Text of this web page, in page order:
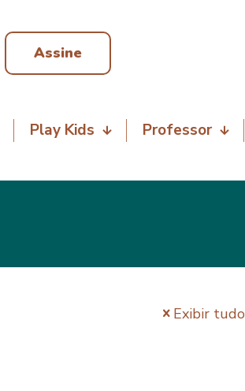
Assine
Play Kids
Professor
Exibir tudo